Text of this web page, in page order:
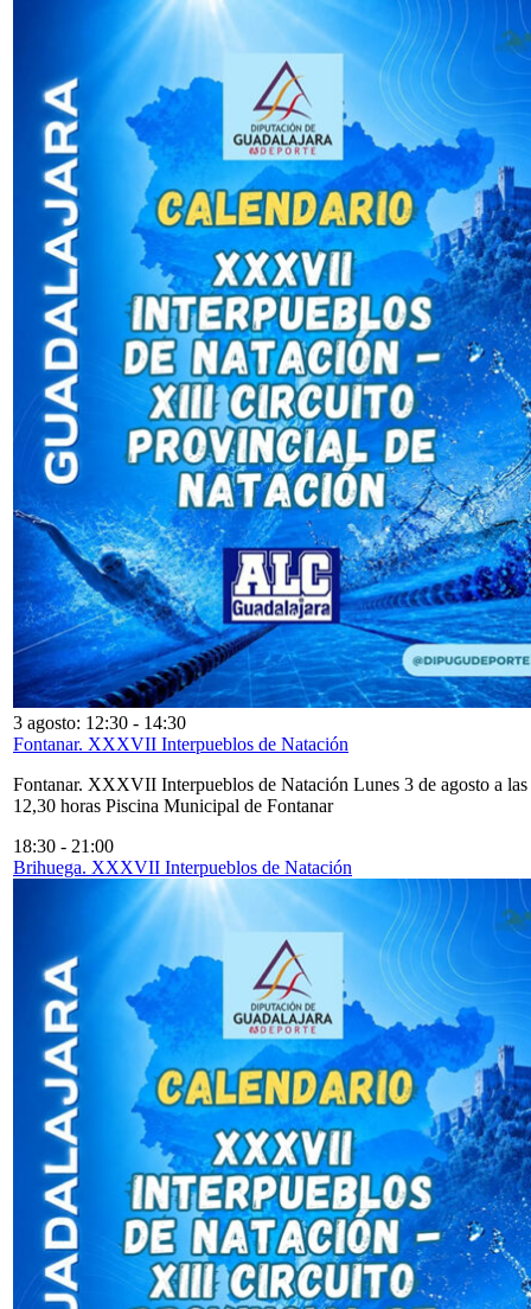
3 agosto: 12:30 - 14:30
Fontanar. XXXVII Interpueblos de Natación
Fontanar. XXXVII Interpueblos de Natación Lunes 3 de agosto a las
12,30 horas Piscina Municipal de Fontanar
18:30 - 21:00
Brihuega. XXXVII Interpueblos de Natación